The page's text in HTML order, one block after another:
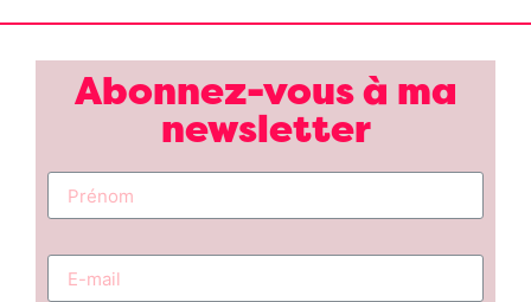
Abonnez-vous à ma
newsletter